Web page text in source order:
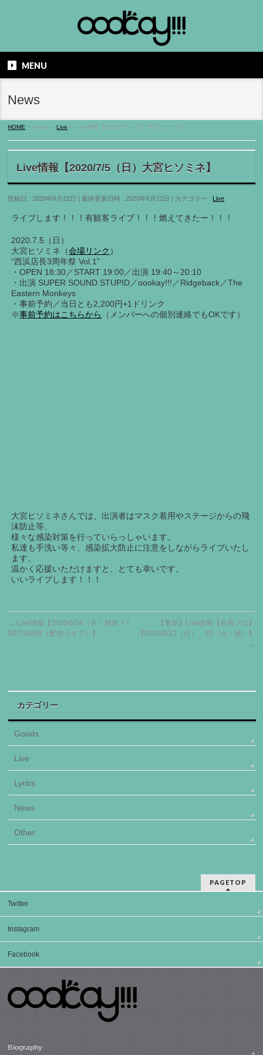
MENU
News
HOME » News » Live » Live情報【2020/7/5（日）大宮ヒソミネ】
Live情報【2020/7/5（日）大宮ヒソミネ】
投稿日 : 2020年6月22日 最終更新日時 : 2020年6月22日 カテゴリー : Live
ライブします！！！有観客ライブ！！！燃えてきたー！！！
2020.7.5（日）
大宮ヒソミネ（会場リンク ）
“西浜店長3周年祭 Vol.1”
・OPEN 18:30／START 19:00／出演 19:40～20:10
・出演 SUPER SOUND STUPID／oookay!!!／Ridgeback／The
Eastern Monkeys
・事前予約／当日とも2,200円+1ドリンク
※事前予約はこちらから （メンバーへの個別連絡でもOKです）
大宮ヒソミネさんでは、出演者はマスク着用やステージからの飛
沫防止等、
様々な感染対策を行っていらっしゃいます。
私達も手洗い等々、感染拡大防止に注意をしながらライブいたし
ます。
温かく応援いただけますと、とても幸いです。
いいライブします！！！
← Live情報【2020/6/24（火）類友？7
RETURNS（配信ライブ）】
【更新】Live情報【長男ソロ】
【2020/9/12（日）、22（火・祝）】
→
カテゴリー
Goods
Live
Lyrics
News
Other
PAGETOP
Twitter
Instagram
Facebook
Biography